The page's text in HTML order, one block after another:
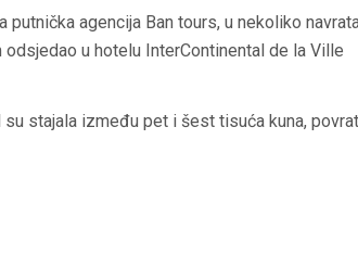
agencija Ban tours, u nekoliko
u hotelu InterContinental de la Ville
stajala između pet i šest tisuća kuna,